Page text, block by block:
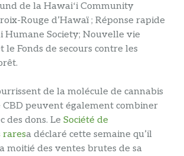
de la Hawaiʻi Community
Rouge d’Hawaï ; Réponse rapide
Humane Society; Nouvelle vie
le Fonds de secours contre les
de la molécule de cannabis
peuvent également combiner
des dons. Le Société de
raresa déclaré cette semaine qu’il
moitié des ventes brutes de sa